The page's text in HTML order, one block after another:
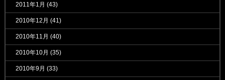
2011年1月 (43)
2010年12月 (41)
2010年11月 (40)
2010年10月 (35)
2010年9月 (33)